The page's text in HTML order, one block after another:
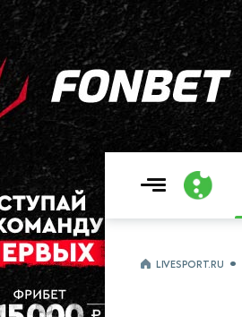
LIVESPORT.RU